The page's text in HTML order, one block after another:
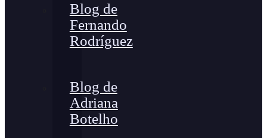
Blog de
Fernando
Rodríguez
Blog de
Adriana
Botelho